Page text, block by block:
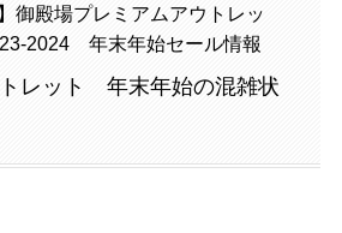
】御殿場プレミアムアウトレッ
2024 年末年始セール情報
レット 年末年始の混雑状